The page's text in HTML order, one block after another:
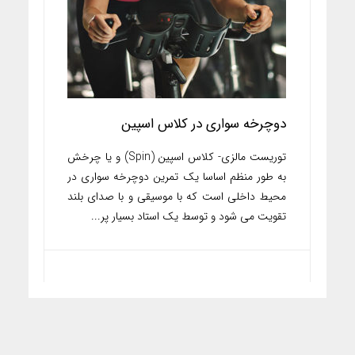
دوچرخه سواری در کلاس اسپین
توریست مالزی- کلاس اسپین (Spin) و یا چرخش
به طور منظم اساسا یک تمرین دوچرخه سواری در
محیط داخلی است که با موسیقی و با صدای بلند
تقویت می شود و توسط یک استاد بسیار پر...